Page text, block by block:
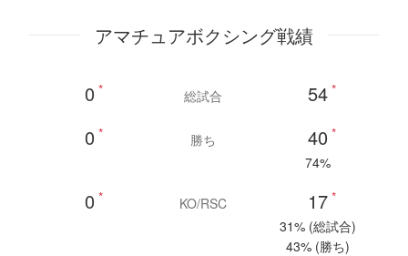
アマチュアボクシング戦績
0 * 総試合 54 *
0 * 勝ち 40 *
74%
0 * KO/RSC 17 *
31% (総試合)
43% (勝ち)